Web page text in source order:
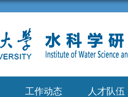
工作动态 人才队伍